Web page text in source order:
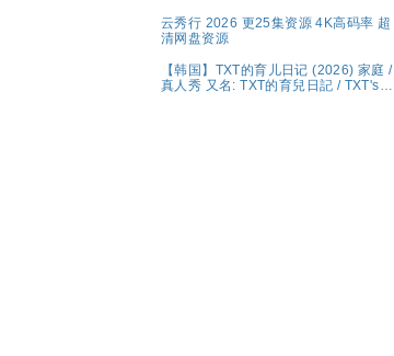
云秀行 2026 更25集资源 4K高码率 超
清网盘资源
【韩国】TXT的育儿日记 (2026) 家庭 /
真人秀 又名: TXT的育兒日記 / TXT's